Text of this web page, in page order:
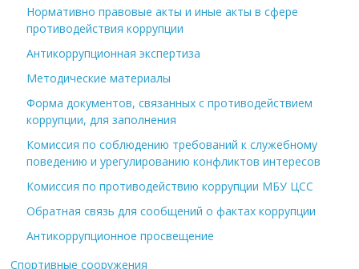
Нормативно правовые акты и иные акты в сфере
противодействия коррупции
Антикоррупционная экспертиза
Методические материалы
Форма документов, связанных с противодействием
коррупции, для заполнения
Комиссия по соблюдению требований к служебному
поведению и урегулированию конфликтов интересов
Комиссия по противодействию коррупции МБУ ЦСС
Обратная связь для сообщений о фактах коррупции
Антикоррупционное просвещение
Спортивные сооружения